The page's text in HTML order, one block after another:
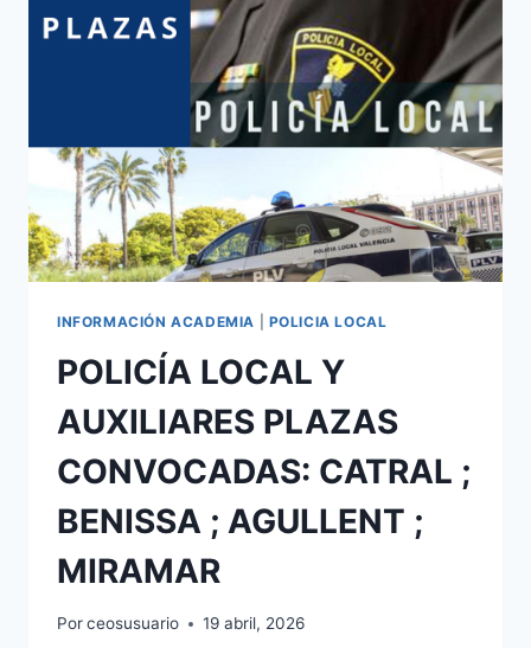
INFORMACIÓN ACADEMIA POLICIA LOCAL
POLICÍA LOCAL Y
AUXILIARES PLAZAS
CONVOCADAS: CATRAL ;
BENISSA ; AGULLENT ;
MIRAMAR
Porceosusuario 19 abril, 2026